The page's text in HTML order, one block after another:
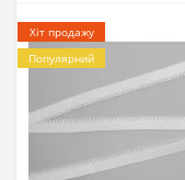
Хіт продажу
Популярний